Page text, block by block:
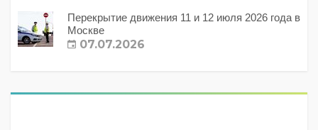
Перекрытие движения 11 и 12 июля 2026 года в
Москве
07.07.2026